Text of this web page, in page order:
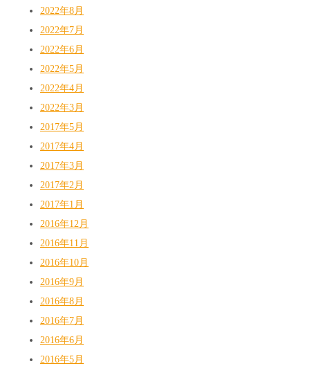
2022年8月
2022年7月
2022年6月
2022年5月
2022年4月
2022年3月
2017年5月
2017年4月
2017年3月
2017年2月
2017年1月
2016年12月
2016年11月
2016年10月
2016年9月
2016年8月
2016年7月
2016年6月
2016年5月